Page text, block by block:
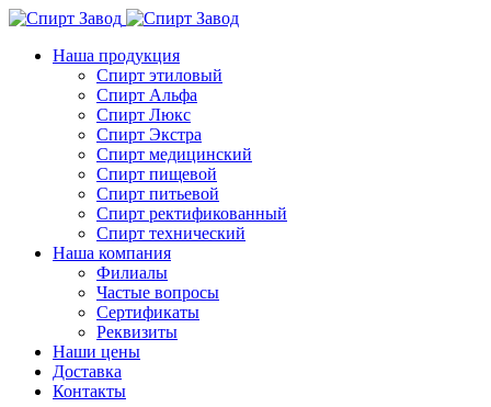
Наша продукция
Спирт этиловый
Спирт Альфа
Спирт Люкс
Спирт Экстра
Спирт медицинский
Спирт пищевой
Спирт питьевой
Спирт ректификованный
Спирт технический
Наша компания
Филиалы
Частые вопросы
Сертификаты
Реквизиты
Наши цены
Доставка
Контакты